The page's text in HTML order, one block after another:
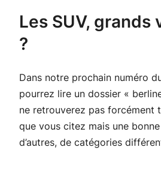
Les SUV, grands
?
Dans notre prochain numéro
pourrez lire un dossier «
ne retrouverez pas forcément
que vous citez mais une
d’autres, de catégories